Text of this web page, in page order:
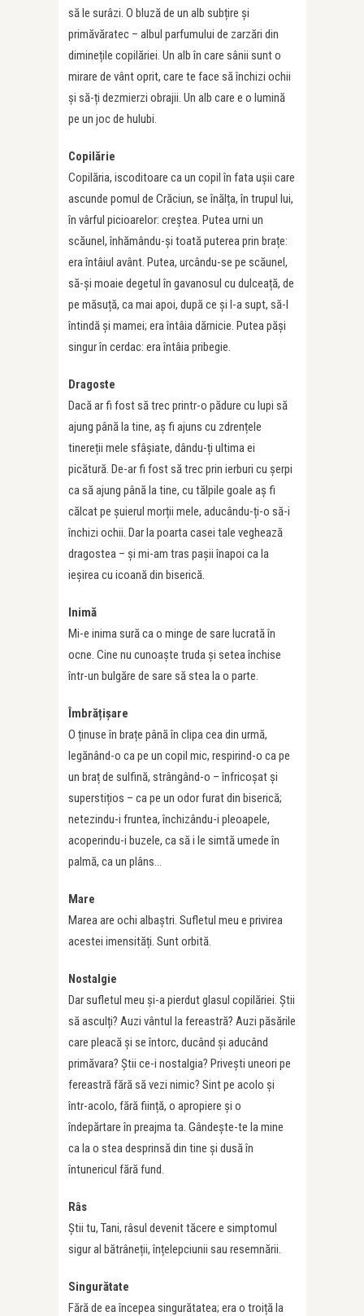
să le surâzi. O bluză de un alb subțire și
primăvăratec – albul parfumului de zarzări din
diminețile copilăriei. Un alb în care sânii sunt o
mirare de vânt oprit, care te face să închizi ochii
și să-ți dezmierzi obrajii. Un alb care e o lumină
pe un joc de hulubi.
Copilărie
Copilăria, iscoditoare ca un copil în fata ușii care
ascunde pomul de Crăciun, se înălța, în trupul lui,
în vârful picioarelor: creștea. Putea urni un
scăunel, înhămându-și toată puterea prin brațe:
era întâiul avânt. Putea, urcându-se pe scăunel,
să-și moaie degetul în gavanosul cu dulceață, de
pe măsuță, ca mai apoi, după ce și l-a supt, să-l
întindă și mamei; era întâia dărnicie. Putea păși
singur în cerdac: era întâia pribegie.
Dragoste
Dacă ar fi fost să trec printr-o pădure cu lupi să
ajung până la tine, aș fi ajuns cu zdrențele
tinereții mele sfâșiate, dându-ți ultima ei
picătură. De-ar fi fost să trec prin ierburi cu șerpi
ca să ajung până la tine, cu tălpile goale aș fi
călcat pe șuierul morții mele, aducându-ți-o să-i
închizi ochii. Dar la poarta casei tale veghează
dragostea – și mi-am tras pașii înapoi ca la
ieșirea cu icoană din biserică.
Inimă
Mi-e inima sură ca o minge de sare lucrată în
ocne. Cine nu cunoaște truda și setea închise
într-un bulgăre de sare să stea la o parte.
Îmbrățișare
O ținuse în brațe până în clipa cea din urmă,
legănând-o ca pe un copil mic, respirind-o ca pe
un braț de sulfină, strângând-o – înfricoșat și
superstițios – ca pe un odor furat din biserică;
netezindu-i fruntea, închizându-i pleoapele,
acoperindu-i buzele, ca să i le simtă umede în
palmă, ca un plâns…
Mare
Marea are ochi albaștri. Sufletul meu e privirea
acestei imensități. Sunt orbită.
Nostalgie
Dar sufletul meu și-a pierdut glasul copilăriei. Știi
să asculți? Auzi vântul la fereastră? Auzi păsările
care pleacă și se întorc, ducând și aducând
primăvara? Știi ce-i nostalgia? Privești uneori pe
fereastră fără să vezi nimic? Sint pe acolo și
într-acolo, fără ființă, o apropiere și o
îndepărtare în preajma ta. Gândește-te la mine
ca la o stea desprinsă din tine și dusă în
întunericul fără fund.
Râs
Știi tu, Tani, râsul devenit tăcere e simptomul
sigur al bătrâneții, înțelepciunii sau resemnării.
Singurătate
Fără de ea începea singurătatea; era o troiță la